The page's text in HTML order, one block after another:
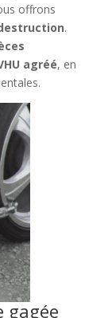
offrons
.
agréé, en
gagée